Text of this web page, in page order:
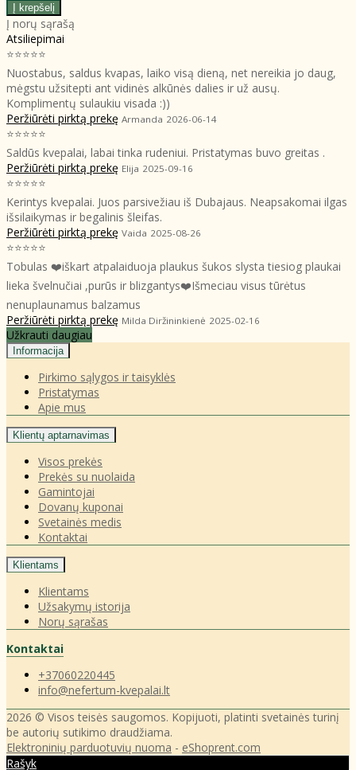
Į norų sąrašą
Atsiliepimai
⭐⭐⭐⭐⭐
Nuostabus, saldus kvapas, laiko visą dieną, net nereikia jo daug,
mėgstu užsitepti ant vidinės alkūnės dalies ir už ausų.
Komplimentų sulaukiu visada :))
Peržiūrėti pirktą prekę Armanda 2026-06-14
⭐⭐⭐⭐⭐
Saldūs kvepalai, labai tinka rudeniui. Pristatymas buvo greitas .
Peržiūrėti pirktą prekę Elija 2025-09-16
⭐⭐⭐⭐⭐
Kerintys kvepalai. Juos parsivežiau iš Dubajaus. Neapsakomai ilgas
išsilaikymas ir begalinis šleifas.
Peržiūrėti pirktą prekę Vaida 2025-08-26
⭐⭐⭐⭐⭐
Tobulas ❤️iškart atpalaiduoja plaukus šukos slysta tiesiog plaukai
lieka švelnučiai ,purūs ir blizgantys❤️Išmeciau visus tūrėtus
nenuplaunamus balzamus
Peržiūrėti pirktą prekę Milda Diržininkienė 2025-02-16
Užkrauti daugiau
Informacija
Pirkimo sąlygos ir taisyklės
Pristatymas
Apie mus
Klientų aptarnavimas
Visos prekės
Prekės su nuolaida
Gamintojai
Dovanų kuponai
Svetainės medis
Kontaktai
Klientams
Klientams
Užsakymų istorija
Norų sąrašas
Kontaktai
+37060220445
info@nefertum-kvepalai.lt
2026 © Visos teisės saugomos. Kopijuoti, platinti svetainės turinį
be autorių sutikimo draudžiama.
Elektroninių parduotuvių nuoma - eShoprent.com
Rašyk